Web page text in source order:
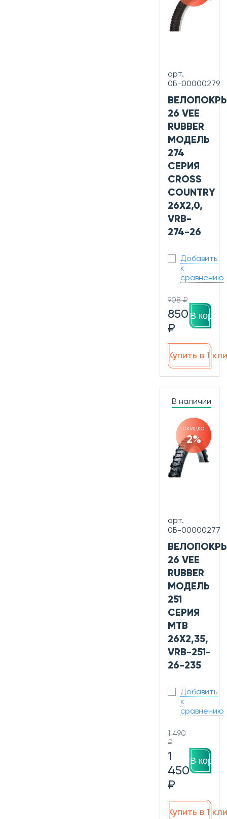
арт.
0Б-00000279
26 VEE
RUBBER
МОДЕЛЬ
274
СЕРИЯ
CROSS
COUNTRY
26X2,0,
VRB-
274-26
Добавить
к
сравнению
908 ₽
850
₽
В
Купить в 1
В наличии
скидка
2%
арт.
0Б-00000277
26 VEE
RUBBER
МОДЕЛЬ
251
СЕРИЯ
MTB
26X2,35,
VRB-251-
26-235
Добавить
к
сравнению
1 490
₽
1
450
₽
В
Купить в 1